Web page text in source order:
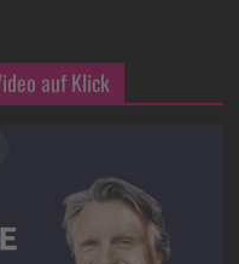
auf Klick